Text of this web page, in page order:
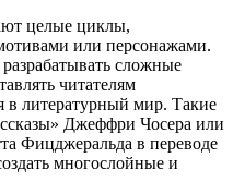
целые циклы,
или персонажами.
сложные
читателям
в литературный мир. Такие
Джеффри Чосера или
Фицджеральда в переводе
многослойные и